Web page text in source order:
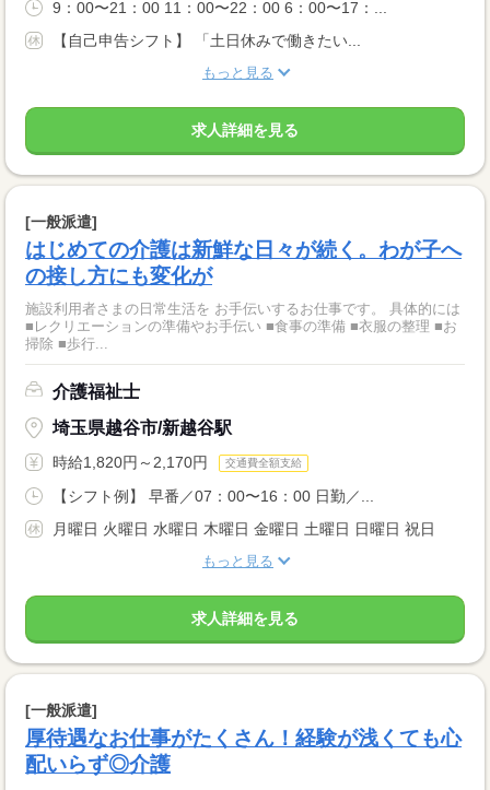
9：00〜21：00 11：00〜22：00 6：00〜17：...
【自己申告シフト】 「土日休みで働きたい...
もっと見る
求人詳細を見る
[一般派遣]
はじめての介護は新鮮な日々が続く。わが子へ
の接し方にも変化が
施設利用者さまの日常生活を お手伝いするお仕事です。 具体的には
■レクリエーションの準備やお手伝い ■食事の準備 ■衣服の整理 ■お
掃除 ■歩行...
介護福祉士
埼玉県越谷市/新越谷駅
時給1,820円～2,170円 交通費全額支給
【シフト例】 早番／07：00〜16：00 日勤／...
月曜日 火曜日 水曜日 木曜日 金曜日 土曜日 日曜日 祝日
もっと見る
求人詳細を見る
[一般派遣]
厚待遇なお仕事がたくさん！経験が浅くても心
配いらず◎介護